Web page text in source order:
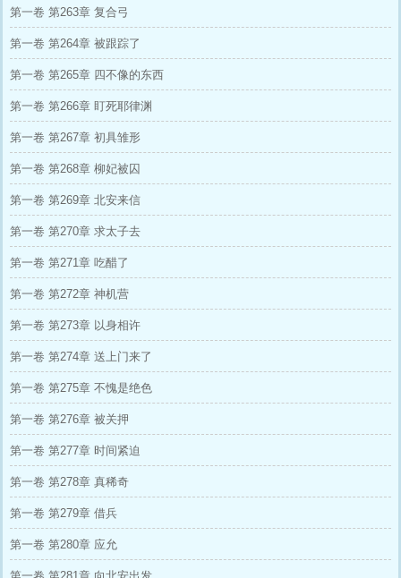
第一卷 第263章 复合弓
第一卷 第264章 被跟踪了
第一卷 第265章 四不像的东西
第一卷 第266章 盯死耶律渊
第一卷 第267章 初具雏形
第一卷 第268章 柳妃被囚
第一卷 第269章 北安来信
第一卷 第270章 求太子去
第一卷 第271章 吃醋了
第一卷 第272章 神机营
第一卷 第273章 以身相许
第一卷 第274章 送上门来了
第一卷 第275章 不愧是绝色
第一卷 第276章 被关押
第一卷 第277章 时间紧迫
第一卷 第278章 真稀奇
第一卷 第279章 借兵
第一卷 第280章 应允